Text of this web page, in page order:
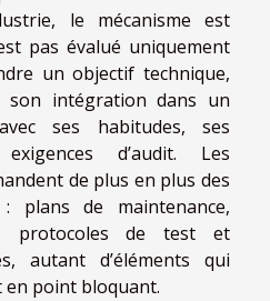
le mécanisme est
pas évalué uniquement
un objectif technique,
intégration dans un
ses habitudes, ses
d’audit. Les
de plus en plus des
: plans de maintenance,
protocoles de test et
autant d’éléments qui
point bloquant.